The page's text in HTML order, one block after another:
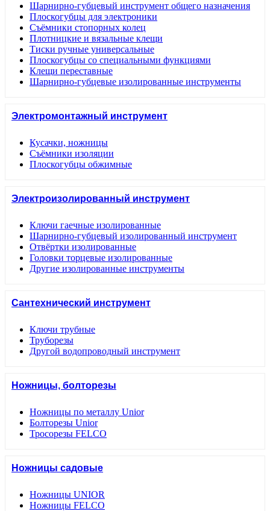
Шарнирно-губцевый инструмент общего назначения
Плоскогубцы для электроники
Съёмники стопорных колец
Плотницкие и вязальные клещи
Тиски ручные универсальные
Плоскогубцы со специальными функциями
Клещи переставные
Шарнирно-губцевые изолированные инструменты
Электромонтажный инструмент
Кусачки, ножницы
Съёмники изоляции
Плоскогубцы обжимные
Электроизолированный инструмент
Ключи гаечные изолированные
Шарнирно-губцевый изолированный инструмент
Отвёртки изолированные
Головки торцевые изолированные
Другие изолированные инструменты
Сантехнический инструмент
Ключи трубные
Труборезы
Другой водопроводный инструмент
Ножницы, болторезы
Ножницы по металлу Unior
Болторезы Unior
Тросорезы FELCO
Ножницы садовые
Ножницы UNIOR
Ножницы FELCO